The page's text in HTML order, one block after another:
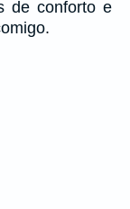
de conforto e